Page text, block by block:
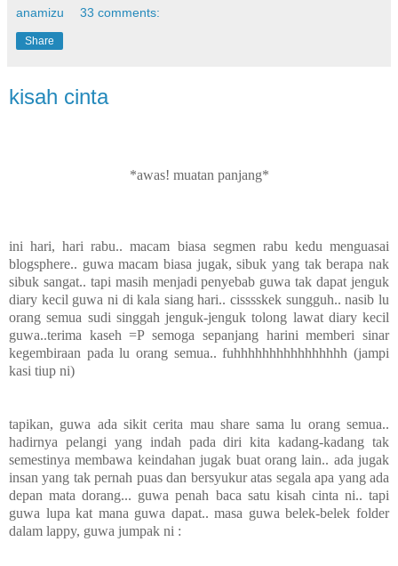
anamizu 33 comments:
Share
kisah cinta
*awas! muatan panjang*
ini hari, hari rabu.. macam biasa segmen rabu kedu menguasai
blogsphere.. guwa macam biasa jugak, sibuk yang tak berapa nak
sibuk sangat.. tapi masih menjadi penyebab guwa tak dapat jenguk
diary kecil guwa ni di kala siang hari.. cisssskek sungguh.. nasib lu
orang semua sudi singgah jenguk-jenguk tolong lawat diary kecil
guwa..terima kaseh =P semoga sepanjang harini memberi sinar
kegembiraan pada lu orang semua.. fuhhhhhhhhhhhhhhhh (jampi
kasi tiup ni)
tapikan, guwa ada sikit cerita mau share sama lu orang semua..
hadirnya pelangi yang indah pada diri kita kadang-kadang tak
semestinya membawa keindahan jugak buat orang lain.. ada jugak
insan yang tak pernah puas dan bersyukur atas segala apa yang ada
depan mata dorang... guwa penah baca satu kisah cinta ni.. tapi
guwa lupa kat mana guwa dapat.. masa guwa belek-belek folder
dalam lappy, guwa jumpak ni :